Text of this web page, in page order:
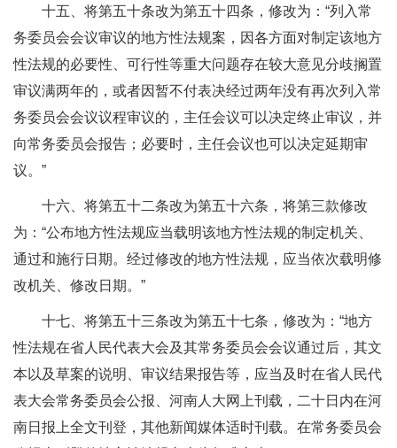
十五、将第五十条改为第五十四条，修改为：“列入常
务委员会会议审议的地方性法规案，因各方面对制定该地方
性法规的必要性、可行性等重大问题存在较大意见分歧搁置
审议满两年的，或者因暂不付表决经过两年没有再次列入常
务委员会会议议程审议的，主任会议可以决定终止审议，并
向常务委员会报告；必要时，主任会议也可以决定延期审
议。”
十六、将第五十二条改为第五十六条，将第三款修改
为：“公布地方性法规应当载明该地方性法规的制定机关、
通过和施行日期。经过修改的地方性法规，应当依次载明修
改机关、修改日期。”
十七、将第五十三条改为第五十七条，修改为：“地方
性法规在省人民代表大会及其常务委员会会议通过后，其文
本以及草案的说明、审议结果报告等，应当及时在省人民代
表大会常务委员会公报、河南人大网上刊载，二十日内在河
南日报上全文刊登，其他新闻媒体适时刊载。在常务委员会